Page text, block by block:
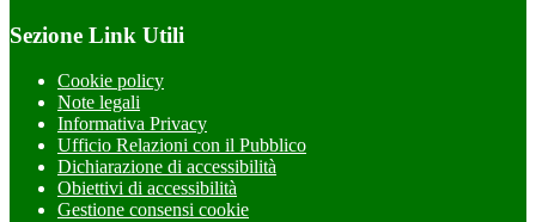
Sezione Link Utili
Cookie policy
Note legali
Informativa Privacy
Ufficio Relazioni con il Pubblico
Dichiarazione di accessibilità
Obiettivi di accessibilità
Gestione consensi cookie